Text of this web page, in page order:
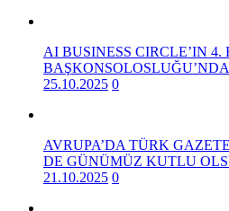
AI BUSINESS CIRCLE’IN
25.10.2025 0
AVRUPA’DA TÜRK
DE GÜNÜMÜZ KUTLU
21.10.2025 0